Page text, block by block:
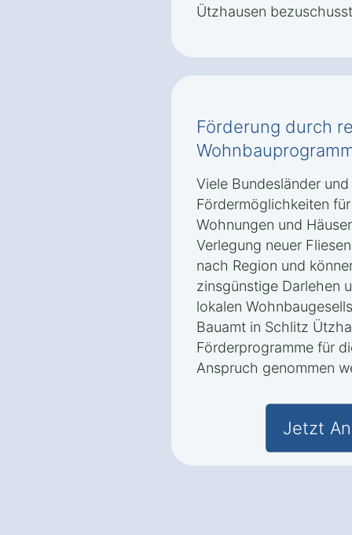
Ützhausen
Förderung durch
Viele Bundesländer
Fördermöglichkeiten
Wohnungen und
Verlegung neuer
nach Region und
zinsgünstige Darlehen
lokalen
Bauamt in Schlitz
Förderprogramme für
Anspruch genommen
Jetzt